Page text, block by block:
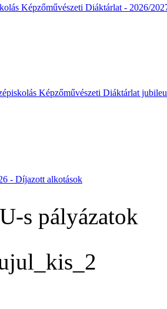
Képzőművészeti Diáktárlat - 2026/
Képzőművészeti Diáktárlat
- Díjazott alkotások
s pályázatok